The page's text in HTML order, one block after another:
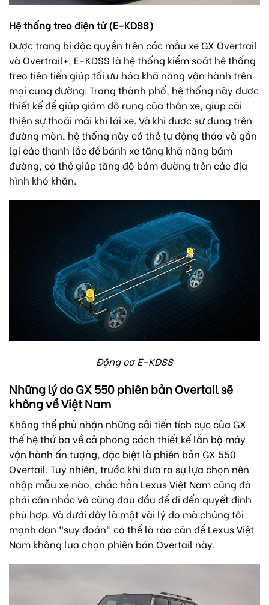
Hệ thống treo điện tử (E-KDSS)
Được trang bị độc quyền trên các mẫu xe GX Overtrail
và Overtrail+, E-KDSS là hệ thống kiểm soát hệ thống
treo tiên tiến giúp tối ưu hóa khả năng vận hành trên
mọi cung đường. Trong thành phố, hệ thống này được
thiết kế để giúp giảm độ rung của thân xe, giúp cải
thiện sự thoải mái khi lái xe. Và khi được sử dụng trên
đường mòn, hệ thống này có thể tự động tháo và gắn
lại các thanh lắc để bánh xe tăng khả năng bám
đường, có thể giúp tăng độ bám đường trên các địa
hình khó khăn.
Động cơ E-KDSS
Những lý do GX 550 phiên bản Overtail sẽ
không về Việt Nam
Không thể phủ nhận những cải tiến tích cực của GX
thế hệ thứ ba về cả phong cách thiết kế lẫn bộ máy
vận hành ấn tượng, đặc biệt là phiên bản GX 550
Overtail. Tuy nhiên, trước khi đưa ra sự lựa chọn nên
nhập mẫu xe nào, chắc hẳn Lexus Việt Nam cũng đã
phải cân nhắc vô cùng đau đầu để đi đến quyết định
phù hợp. Và dưới đây là một vài lý do mà chúng tôi
mạnh dạn “suy đoán” có thể là rào cản để Lexus Việt
Nam không lựa chọn phiên bản Overtail này.